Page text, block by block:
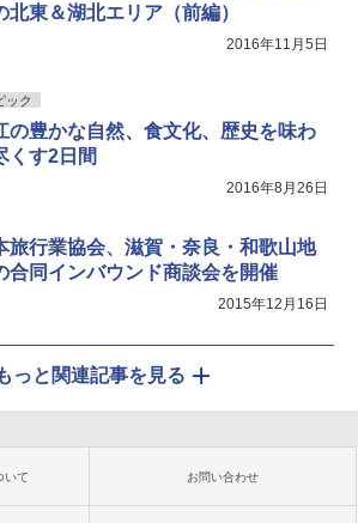
北東＆湖北エリア（前編）
2016年11月5日
ック
の豊かな自然、食文化、歴史を味わ
くす2日間
2016年8月26日
旅行業協会、滋賀・奈良・和歌山地
合同インバウンド商談会を開催
2015年12月16日
っと関連記事を見る
いて お問い合わせ